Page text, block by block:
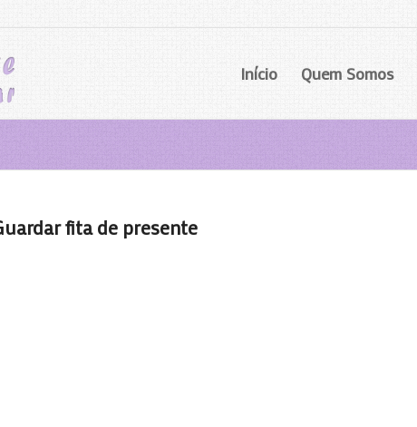
Início Quem Somos
fita de presente